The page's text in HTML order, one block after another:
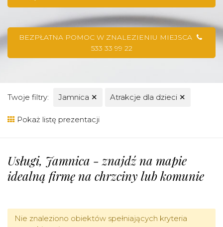
BEZPŁATNA POMOC W ZNALEZIENIU MIEJSCA
533 33 99 22
Twoje filtry: Jamnica ✕ Atrakcje dla dzieci ✕
Pokaż listę prezentacji
Usługi, Jamnica - znajdź na mapie
idealną firmę na chrzciny lub komunie
Nie znaleziono obiektów spełniających kryteria